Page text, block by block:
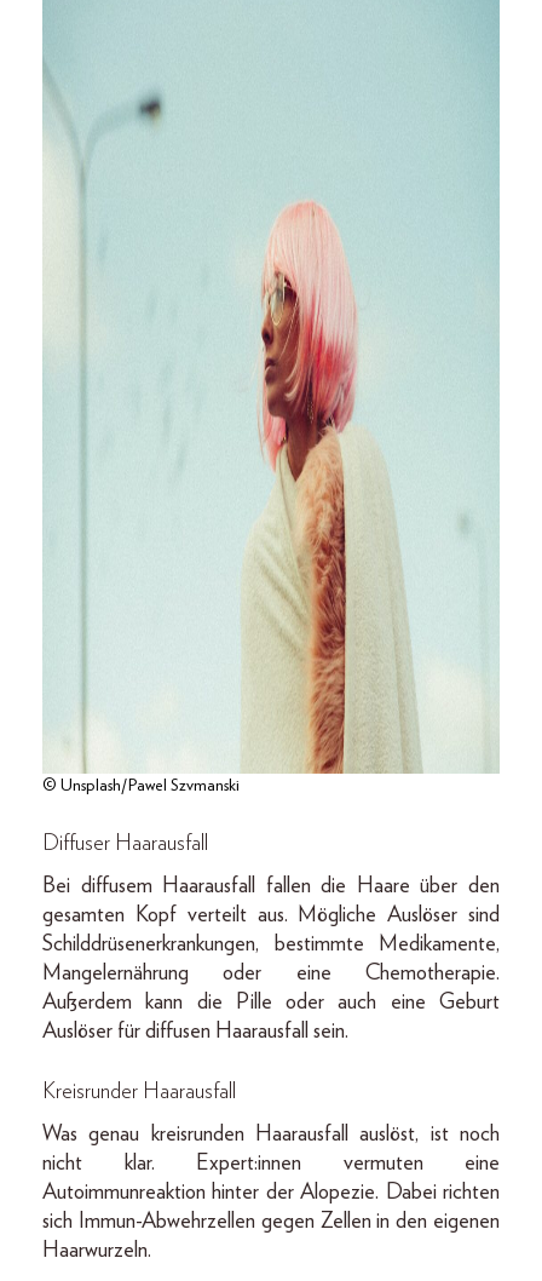
© Unsplash/Pawel Szvmanski
Diffuser Haarausfall
Bei diffusem Haarausfall fallen die Haare über den
gesamten Kopf verteilt aus. Mögliche Auslöser sind
Schilddrüsenerkrankungen, bestimmte Medikamente,
Mangelernährung oder eine Chemotherapie.
Außerdem kann die Pille oder auch eine Geburt
Auslöser für diffusen Haarausfall sein.
Kreisrunder Haarausfall
Was genau kreisrunden Haarausfall auslöst, ist noch
nicht klar. Expert:innen vermuten eine
Autoimmunreaktion hinter der Alopezie. Dabei richten
sich Immun-Abwehrzellen gegen Zellen in den eigenen
Haarwurzeln.